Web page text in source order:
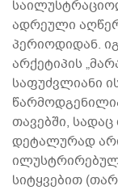
ადრეული
პერიოდიდან.
არქეტიპის
საფუძვლიანი
თავებში,
დეტალურად
სიტყვებით